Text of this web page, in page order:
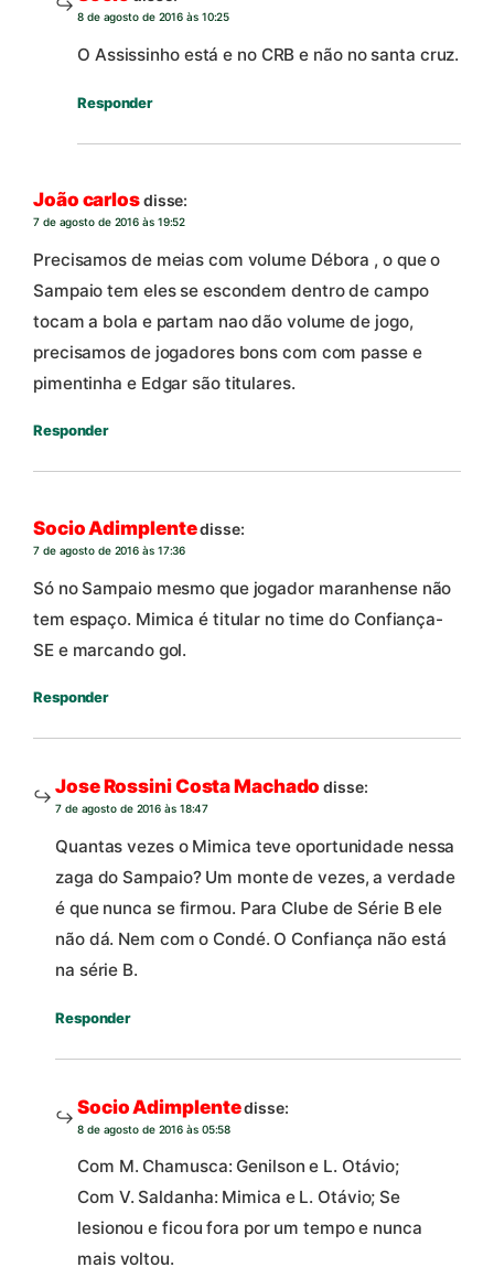
8 de agosto de 2016 às 10:25
O Assissinho está e no CRB e não no santa cruz.
Responder
João carlosdisse:
7 de agosto de 2016 às 19:52
Precisamos de meias com volume Débora , o que o
Sampaio tem eles se escondem dentro de campo
tocam a bola e partam nao dão volume de jogo,
precisamos de jogadores bons com com passe e
pimentinha e Edgar são titulares.
Responder
Socio Adimplentedisse:
7 de agosto de 2016 às 17:36
Só no Sampaio mesmo que jogador maranhense não
tem espaço. Mimica é titular no time do Confiança-
SE e marcando gol.
Responder
Jose Rossini Costa Machado disse:
7 de agosto de 2016 às 18:47
Quantas vezes o Mimica teve oportunidade nessa
zaga do Sampaio? Um monte de vezes, a verdade
é que nunca se firmou. Para Clube de Série B ele
não dá. Nem com o Condé. O Confiança não está
na série B.
Responder
Socio Adimplentedisse:
8 de agosto de 2016 às 05:58
Com M. Chamusca: Genilson e L. Otávio;
Com V. Saldanha: Mimica e L. Otávio; Se
lesionou e ficou fora por um tempo e nunca
mais voltou.